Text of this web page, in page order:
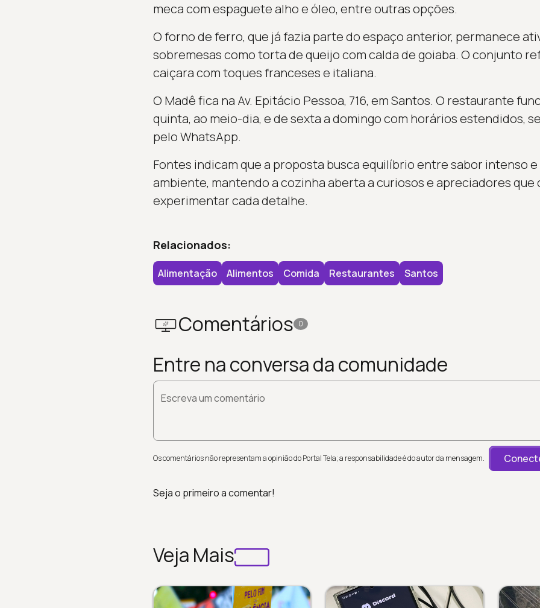
meca com espaguete alho e óleo, entre outras opções.
O forno de ferro, que já fazia parte do espaço anterior, permanece
sobremesas como torta de queijo com calda de goiaba. O conjunto
caiçara com toques franceses e italiana.
O Madê fica na Av. Epitácio Pessoa, 716, em Santos. O restaurante
quinta, ao meio-dia, e de sexta a domingo com horários estendidos,
pelo WhatsApp.
Fontes indicam que a proposta busca equilíbrio entre sabor intenso
ambiente, mantendo a cozinha aberta a curiosos e apreciadores que
experimentar cada detalhe.
Relacionados:
Alimentação Alimentos Comida Restaurantes Santos
Comentários 0
Entre na conversa da comunidade
Escreva um comentário
Os comentários não representam a opinião do Portal Tela; a responsabilidade é do autor da mensagem.
Seja o primeiro a comentar!
Veja Mais